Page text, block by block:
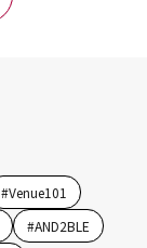
#Venue101
#AND2BLE